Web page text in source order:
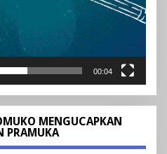
00:04
MENGUCAPKAN
PRAMUKA